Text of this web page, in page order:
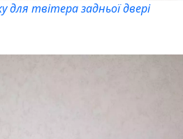
для твітера задньої двері